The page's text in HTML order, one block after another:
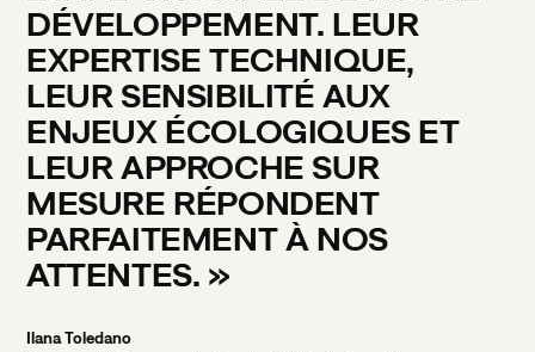
DÉVELOPPEMENT. LEUR
EXPERTISE TECHNIQUE,
LEUR SENSIBILITÉ AUX
ENJEUX ÉCOLOGIQUES ET
LEUR APPROCHE SUR
MESURE RÉPONDENT
PARFAITEMENT À NOS
ATTENTES. »
Ilana Toledano